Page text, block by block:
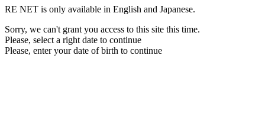
RE NET is only available in English and Japanese.
Sorry, we can't grant you access to this site this time.
Please, select a right date to continue
Please, enter your date of birth to continue